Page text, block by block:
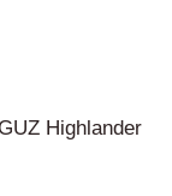
Highlander